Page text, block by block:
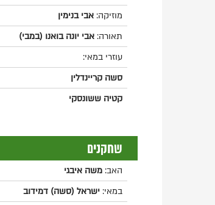
מוזיקה: אבי בנימין
תאורה: אבי יונה בואנו (במבי)
עוזרי במאי:
סשה קריינדלין
קטיה ששונסקי
שחקנים
האב: משה איבגי
במאי: ישראל (סשה) דמידוב